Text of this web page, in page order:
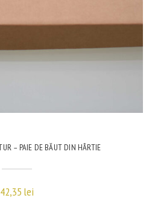
– PAIE DE BĂUT DIN HÂRTIE
42,35 lei